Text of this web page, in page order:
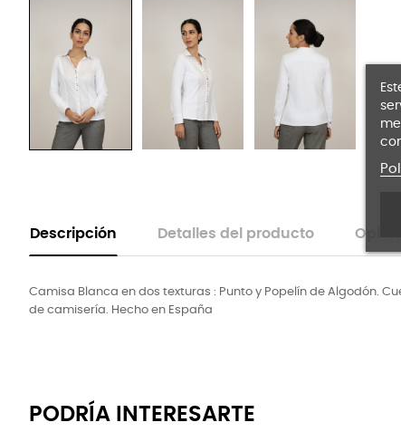
Descripción Detalles del producto
Camisa Blanca en dos texturas : Punto y Popelín de Algodón.
de camisería. Hecho en España
PODRÍA INTERESARTE